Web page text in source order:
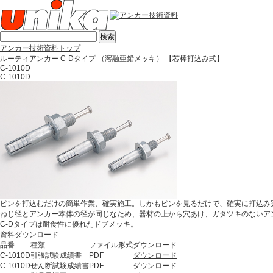
アンカー技術資料トップ
ルーティアンカー C-Dタイプ （溶融亜鉛メッキ） 【芯棒打込み式】
C-1010D
C-1010D
ピンを打込むだけの簡単作業、確実施工。しかもピンを見るだけで、確実に打込み
ねじ径とアンカー本体の径が同じなため、器材の上から穴あけ、ガタツキのないア
C-Dタイプは耐食性に優れたドブメッキ。
資料ダウンロード
品番
種類 ファイル形式ダウンロード
C-1010D引張試験成績書 PDF
ダウンロード
C-1010Dせん断試験成績書PDF
ダウンロード